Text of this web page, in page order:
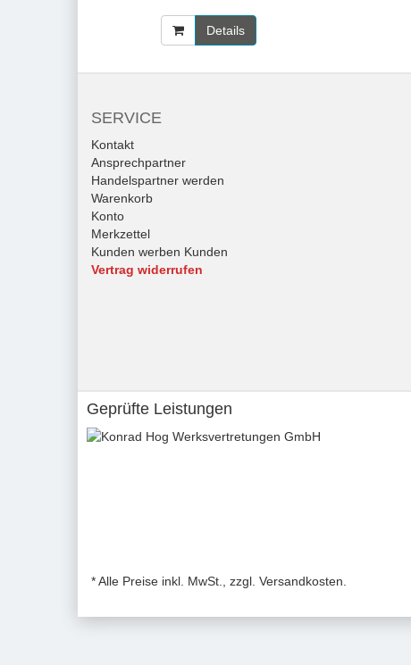
Details
SERVICE
Kontakt
Ansprechpartner
Handelspartner werden
Warenkorb
Konto
Merkzettel
Kunden werben Kunden
Vertrag widerrufen
Geprüfte Leistungen
* Alle Preise inkl. MwSt., zzgl. Versandkosten.